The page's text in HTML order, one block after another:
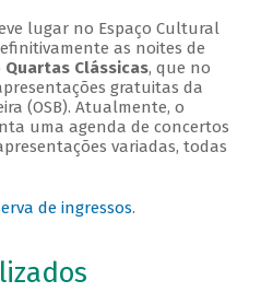
lugar no Espaço Cultural
as noites de
Quartas Clássicas, que no
gratuitas da
(OSB). Atualmente, o
uma agenda de concertos
variadas, todas
de ingressos.